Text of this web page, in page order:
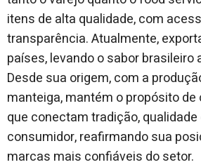
itens de alta qualidade, com
transparência. Atualmente,
países, levando o sabor brasileiro
Desde sua origem, com a
manteiga, mantém o propósito
que conectam tradição,
consumidor, reafirmando sua
marcas mais confiáveis do setor.